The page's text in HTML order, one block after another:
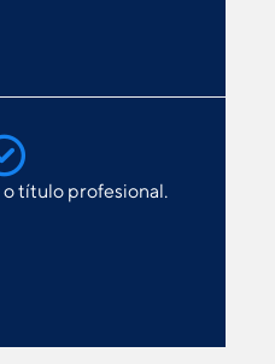
título profesional.